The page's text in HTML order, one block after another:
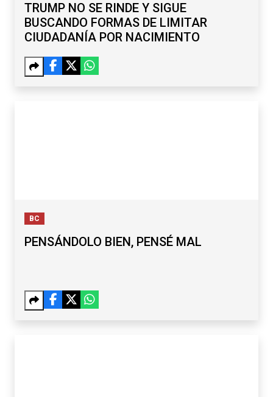
TRUMP NO SE RINDE Y SIGUE
BUSCANDO FORMAS DE LIMITAR
CIUDADANÍA POR NACIMIENTO
BC
PENSÁNDOLO BIEN, PENSÉ MAL